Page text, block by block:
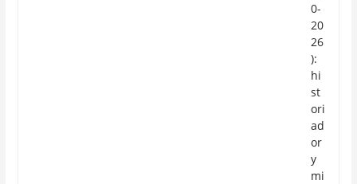
0-
20
26
):
hi
st
ori
ad
or
y
mi